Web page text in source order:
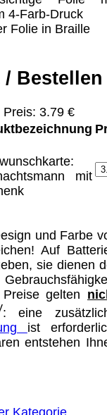
4-Farb-Druck
Folie in Braille
Bestellen
3.79 €
mit
und Farbe
Auf
sie dienen
gelten
: eine
ist
entstehen
Sie per
einen
/
Sie
also
O
die
hat.
wir
2026
Wir